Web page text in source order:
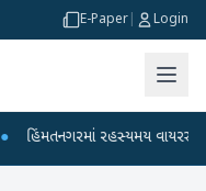
E-Paper Login
હિંમતનગરમાં રહસ્યમય વાયરસ કે